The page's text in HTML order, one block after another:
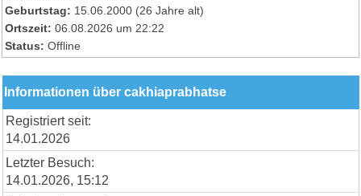
Geburtstag: 15.06.2000 (26 Jahre alt)
Ortszeit: 06.08.2026 um 22:22
Status: Offline
Informationen über cakhiaprabhatse
Registriert seit:
14.01.2026
Letzter Besuch:
14.01.2026, 15:12